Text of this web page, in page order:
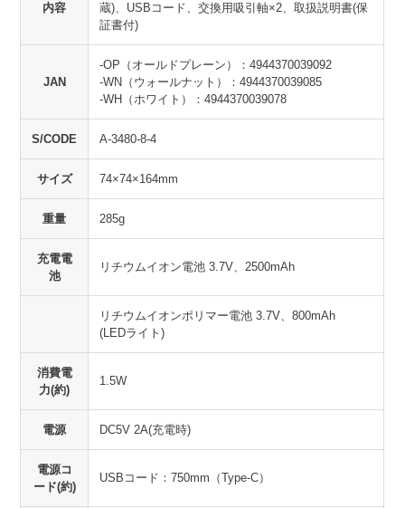
内容
蔵)、USBコード、交換用吸引軸×2、取扱説明書(保
証書付)
JAN
-OP（オールドプレーン）：4944370039092
-WN（ウォールナット）：4944370039085
-WH（ホワイト）：4944370039078
S/CODE A-3480-8-4
サイズ 74×74×164mm
重量 285g
充電電
池
リチウムイオン電池 3.7V、2500mAh
リチウムイオンポリマー電池 3.7V、800mAh
(LEDライト)
消費電
力(約)
1.5W
電源 DC5V 2A(充電時)
電源コ
ード(約)
USBコード：750mm（Type-C）